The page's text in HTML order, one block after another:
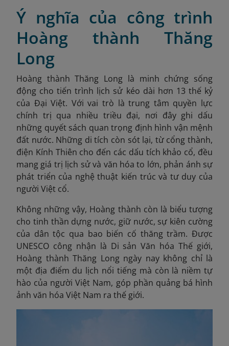
Ý nghĩa của công trình
Hoàng thành Thăng
Long
Hoàng thành Thăng Long là minh chứng sống
động cho tiến trình lịch sử kéo dài hơn 13 thế kỷ
của Đại Việt. Với vai trò là trung tâm quyền lực
chính trị qua nhiều triều đại, nơi đây ghi dấu
những quyết sách quan trọng định hình vận mệnh
đất nước. Những di tích còn sót lại, từ cổng thành,
điện Kính Thiên cho đến các dấu tích khảo cổ, đều
mang giá trị lịch sử và văn hóa to lớn, phản ánh sự
phát triển của nghệ thuật kiến trúc và tư duy của
người Việt cổ.
Không những vậy, Hoàng thành còn là biểu tượng
cho tinh thần dựng nước, giữ nước, sự kiên cường
của dân tộc qua bao biến cố thăng trầm. Được
UNESCO công nhận là Di sản Văn hóa Thế giới,
Hoàng thành Thăng Long ngày nay không chỉ là
một địa điểm du lịch nổi tiếng mà còn là niềm tự
hào của người Việt Nam, góp phần quảng bá hình
ảnh văn hóa Việt Nam ra thế giới.